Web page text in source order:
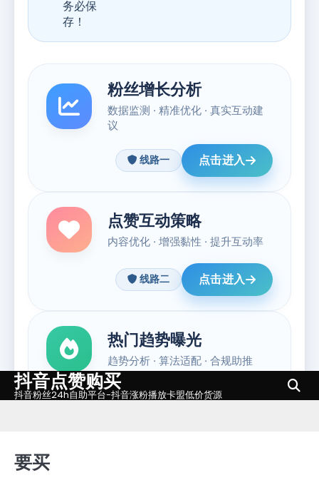
Skip抖音点赞购买
抖音粉丝24h自助平台-抖音涨粉播放卡盟低价货源
要买